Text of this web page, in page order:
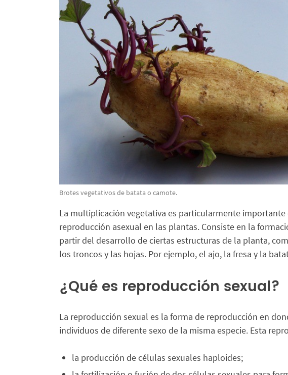
Brotes vegetativos de batata o camote.
La multiplicación vegetativa es particularmente
reproducción asexual en las plantas. Consiste en la
partir del desarrollo de ciertas estructuras de la planta,
los troncos y las hojas. Por ejemplo, el ajo, la fresa y la
¿Qué es reproducción sexual?
La reproducción sexual es la forma de reproducción en
individuos de diferente sexo de la misma especie. Esta
la producción de células sexuales haploides;